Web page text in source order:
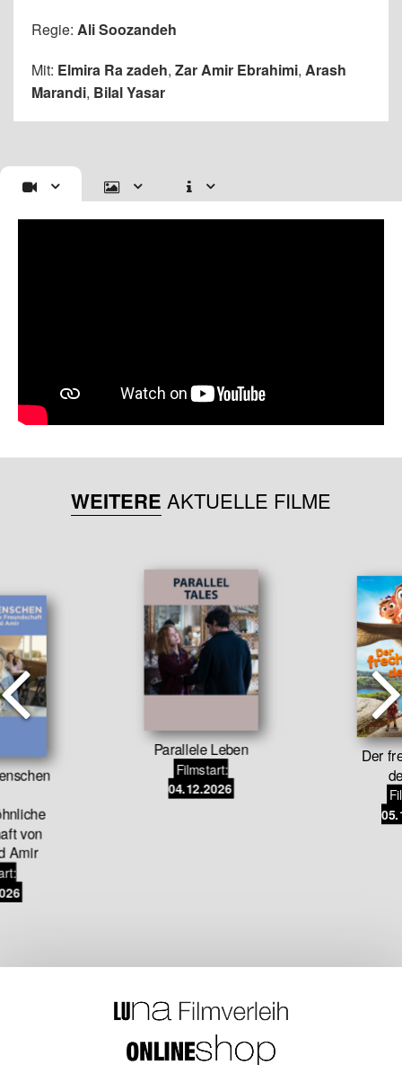
Regie: Ali Soozandeh
Mit: Elmira Ra zadeh, Zar Amir Ebrahimi, Arash
Marandi, Bilal Yasar
WEITERE AKTUELLE FILME
von
Amir
Parallele Leben
Filmstart:
04.12.2026
Der